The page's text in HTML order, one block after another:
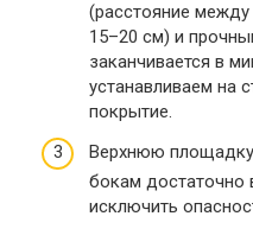
(расстояние
15–20 см) и
заканчивается в
устанавливаем на
покрытие.
Верхнюю
бокам достаточно
исключить